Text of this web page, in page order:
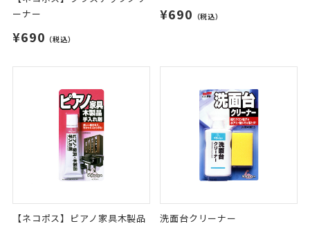
ーナー
¥690 （税込）
¥690 （税込）
【ネコポス】ピアノ家具木製品
洗面台クリーナー